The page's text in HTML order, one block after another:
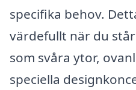
specifika behov.
värdefullt när du
som svåra ytor,
speciella